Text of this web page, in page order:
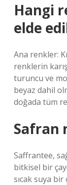
Hangi
elde
Ana renkler:
renklerin
turuncu ve
beyaz dahil
doğada tüm
Safran
Saffrantee,
bitkisel bir
sıcak suya bir